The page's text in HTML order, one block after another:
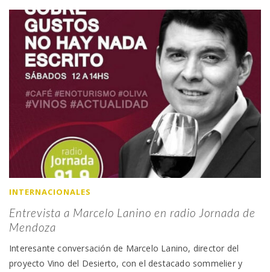
INTERNACIONALES
Entrevista a Marcelo Lanino en radio Jornada de
Mendoza
Interesante conversación de Marcelo Lanino, director del
proyecto Vino del Desierto, con el destacado sommelier y